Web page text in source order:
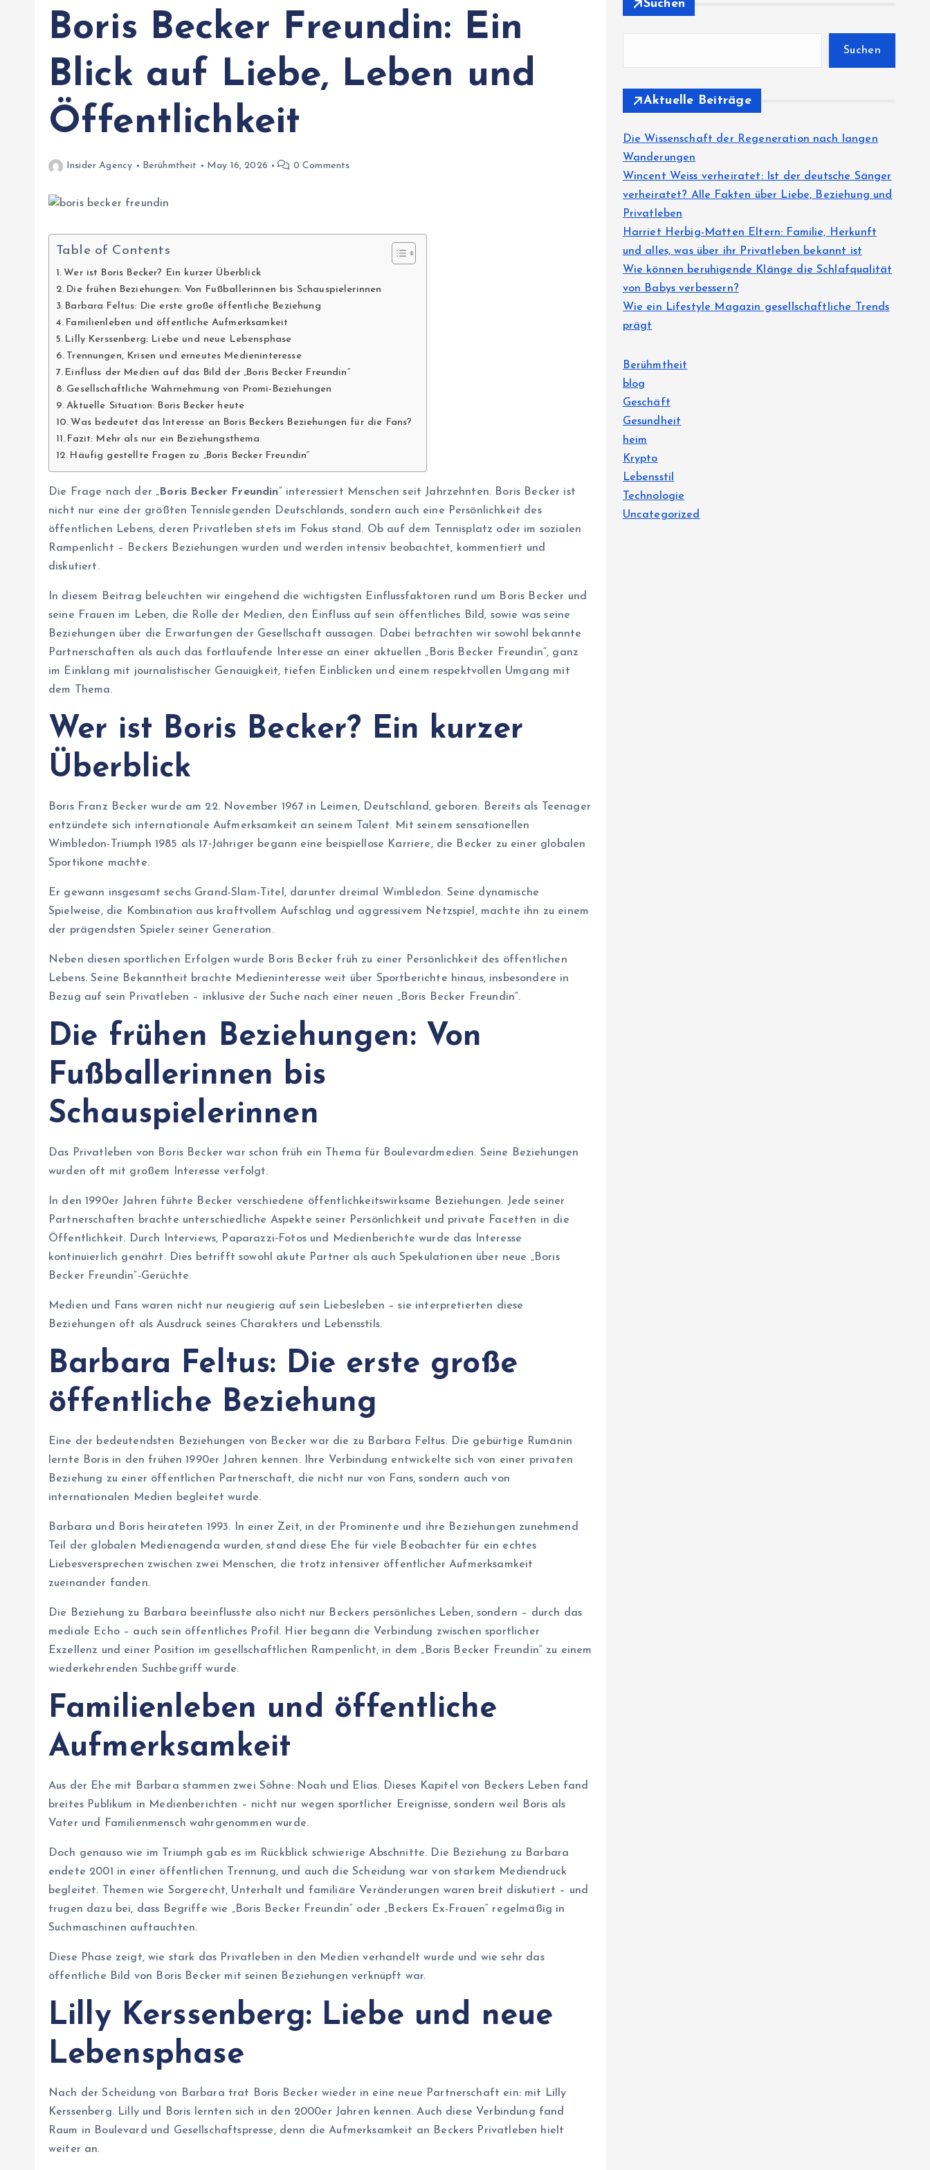
Boris Becker Freundin: Ein
Blick auf Liebe, Leben und
Öffentlichkeit
Insider Agency Berühmtheit May 16, 2026 0 Comments
Table of Contents
Wer ist Boris Becker? Ein kurzer Überblick
Die frühen Beziehungen: Von Fußballerinnen bis Schauspielerinnen
Barbara Feltus: Die erste große öffentliche Beziehung
Familienleben und öffentliche Aufmerksamkeit
Lilly Kerssenberg: Liebe und neue Lebensphase
Trennungen, Krisen und erneutes Medieninteresse
Einfluss der Medien auf das Bild der „Boris Becker Freundin“
Gesellschaftliche Wahrnehmung von Promi‑Beziehungen
Aktuelle Situation: Boris Becker heute
Was bedeutet das Interesse an Boris Beckers Beziehungen für die Fans?
Fazit: Mehr als nur ein Beziehungsthema
Häufig gestellte Fragen zu „Boris Becker Freundin“
Die Frage nach der „Boris Becker Freundin“ interessiert Menschen seit Jahrzehnten. Boris Becker ist
nicht nur eine der größten Tennislegenden Deutschlands, sondern auch eine Persönlichkeit des
öffentlichen Lebens, deren Privatleben stets im Fokus stand. Ob auf dem Tennisplatz oder im sozialen
Rampenlicht – Beckers Beziehungen wurden und werden intensiv beobachtet, kommentiert und
diskutiert.
In diesem Beitrag beleuchten wir eingehend die wichtigsten Einflussfaktoren rund um Boris Becker und
seine Frauen im Leben, die Rolle der Medien, den Einfluss auf sein öffentliches Bild, sowie was seine
Beziehungen über die Erwartungen der Gesellschaft aussagen. Dabei betrachten wir sowohl bekannte
Partnerschaften als auch das fortlaufende Interesse an einer aktuellen „Boris Becker Freundin“, ganz
im Einklang mit journalistischer Genauigkeit, tiefen Einblicken und einem respektvollen Umgang mit
dem Thema.
Wer ist Boris Becker? Ein kurzer
Überblick
Boris Franz Becker wurde am 22. November 1967 in Leimen, Deutschland, geboren. Bereits als Teenager
entzündete sich internationale Aufmerksamkeit an seinem Talent. Mit seinem sensationellen
Wimbledon-Triumph 1985 als 17‑Jähriger begann eine beispiellose Karriere, die Becker zu einer globalen
Sportikone machte.
Er gewann insgesamt sechs Grand-Slam-Titel, darunter dreimal Wimbledon. Seine dynamische
Spielweise, die Kombination aus kraftvollem Aufschlag und aggressivem Netzspiel, machte ihn zu einem
der prägendsten Spieler seiner Generation.
Neben diesen sportlichen Erfolgen wurde Boris Becker früh zu einer Persönlichkeit des öffentlichen
Lebens. Seine Bekanntheit brachte Medieninteresse weit über Sportberichte hinaus, insbesondere in
Bezug auf sein Privatleben – inklusive der Suche nach einer neuen „Boris Becker Freundin“.
Die frühen Beziehungen: Von
Fußballerinnen bis
Schauspielerinnen
Das Privatleben von Boris Becker war schon früh ein Thema für Boulevardmedien. Seine Beziehungen
wurden oft mit großem Interesse verfolgt.
In den 1990er Jahren führte Becker verschiedene öffentlichkeitswirksame Beziehungen. Jede seiner
Partnerschaften brachte unterschiedliche Aspekte seiner Persönlichkeit und private Facetten in die
Öffentlichkeit. Durch Interviews, Paparazzi‑Fotos und Medienberichte wurde das Interesse
kontinuierlich genährt. Dies betrifft sowohl akute Partner als auch Spekulationen über neue „Boris
Becker Freundin“-Gerüchte.
Medien und Fans waren nicht nur neugierig auf sein Liebesleben – sie interpretierten diese
Beziehungen oft als Ausdruck seines Charakters und Lebensstils.
Barbara Feltus: Die erste große
öffentliche Beziehung
Eine der bedeutendsten Beziehungen von Becker war die zu Barbara Feltus. Die gebürtige Rumänin
lernte Boris in den frühen 1990er Jahren kennen. Ihre Verbindung entwickelte sich von einer privaten
Beziehung zu einer öffentlichen Partnerschaft, die nicht nur von Fans, sondern auch von
internationalen Medien begleitet wurde.
Barbara und Boris heirateten 1993. In einer Zeit, in der Prominente und ihre Beziehungen zunehmend
Teil der globalen Medienagenda wurden, stand diese Ehe für viele Beobachter für ein echtes
Liebesversprechen zwischen zwei Menschen, die trotz intensiver öffentlicher Aufmerksamkeit
zueinander fanden.
Die Beziehung zu Barbara beeinflusste also nicht nur Beckers persönliches Leben, sondern – durch das
mediale Echo – auch sein öffentliches Profil. Hier begann die Verbindung zwischen sportlicher
Exzellenz und einer Position im gesellschaftlichen Rampenlicht, in dem „Boris Becker Freundin“ zu einem
wiederkehrenden Suchbegriff wurde.
Familienleben und öffentliche
Aufmerksamkeit
Aus der Ehe mit Barbara stammen zwei Söhne: Noah und Elias. Dieses Kapitel von Beckers Leben fand
breites Publikum in Medienberichten – nicht nur wegen sportlicher Ereignisse, sondern weil Boris als
Vater und Familienmensch wahrgenommen wurde.
Doch genauso wie im Triumph gab es im Rückblick schwierige Abschnitte. Die Beziehung zu Barbara
endete 2001 in einer öffentlichen Trennung, und auch die Scheidung war von starkem Mediendruck
begleitet. Themen wie Sorgerecht, Unterhalt und familiäre Veränderungen waren breit diskutiert – und
trugen dazu bei, dass Begriffe wie „Boris Becker Freundin“ oder „Beckers Ex-Frauen“ regelmäßig in
Suchmaschinen auftauchten.
Diese Phase zeigt, wie stark das Privatleben in den Medien verhandelt wurde und wie sehr das
öffentliche Bild von Boris Becker mit seinen Beziehungen verknüpft war.
Lilly Kerssenberg: Liebe und neue
Lebensphase
Nach der Scheidung von Barbara trat Boris Becker wieder in eine neue Partnerschaft ein: mit Lilly
Kerssenberg. Lilly und Boris lernten sich in den 2000er Jahren kennen. Auch diese Verbindung fand
Raum in Boulevard und Gesellschaftspresse, denn die Aufmerksamkeit an Beckers Privatleben hielt
weiter an.
Suchen
Suchen
Aktuelle Beiträge
Die Wissenschaft der Regeneration nach langen
Wanderungen
Wincent Weiss verheiratet: Ist der deutsche Sänger
verheiratet? Alle Fakten über Liebe, Beziehung und
Privatleben
Harriet Herbig-Matten Eltern: Familie, Herkunft
und alles, was über ihr Privatleben bekannt ist
Wie können beruhigende Klänge die Schlafqualität
von Babys verbessern?
Wie ein Lifestyle Magazin gesellschaftliche Trends
prägt
Berühmtheit
blog
Geschäft
Gesundheit
heim
Krypto
Lebensstil
Technologie
Uncategorized